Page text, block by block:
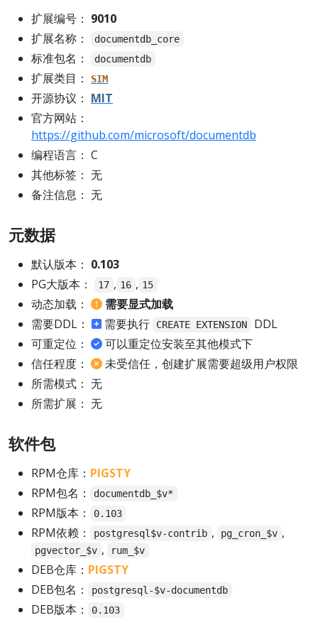
扩展编号： 9010
扩展名称：
documentdb_core
标准包名： documentdb
扩展类目： SIM
开源协议： MIT
官方网站：
https://github.com/microsoft/documentdb
编程语言： C
其他标签： 无
备注信息： 无
元数据
默认版本： 0.103
PG大版本：
17 , 16 , 15
动态加载：
需要显式加载
需要DDL：
需要执行 CREATE EXTENSION
DDL
可重定位：
可以重定位安装至其他模式下
信任程度：
未受信任，创建扩展需要超级用户权限
所需模式： 无
所需扩展： 无
软件包
RPM仓库： PIGSTY
RPM包名：
documentdb_$v*
RPM版本： 0.103
RPM依赖： postgresql$v-contrib , pg_cron_$v ,
pgvector_$v , rum_$v
DEB仓库： PIGSTY
DEB包名：
postgresql-$v-documentdb
DEB版本： 0.103